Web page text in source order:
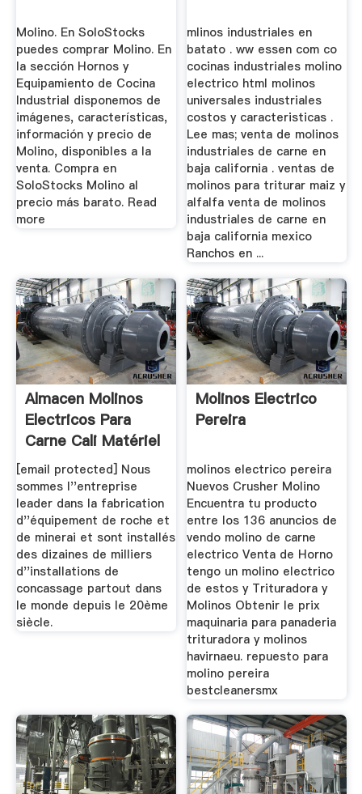
Molino. En SoloStocks
puedes comprar Molino. En
la sección Hornos y
Equipamiento de Cocina
Industrial disponemos de
imágenes, características,
información y precio de
Molino, disponibles a la
venta. Compra en
SoloStocks Molino al
precio más barato. Read
more
mlinos industriales en
batato . ww essen com co
cocinas industriales molino
electrico html molinos
universales industriales
costos y caracteristicas .
Lee mas; venta de molinos
industriales de carne en
baja california . ventas de
molinos para triturar maiz y
alfalfa venta de molinos
industriales de carne en
baja california mexico
Ranchos en ...
Almacen Molinos
Electricos Para
Carne Cali Matériel
...
[email protected] Nous
sommes l''entreprise
leader dans la fabrication
d''équipement de roche et
de minerai et sont installés
des dizaines de milliers
d''installations de
concassage partout dans
le monde depuis le 20ème
siècle.
Molinos Electrico
Pereira
molinos electrico pereira
Nuevos Crusher Molino
Encuentra tu producto
entre los 136 anuncios de
vendo molino de carne
electrico Venta de Horno
tengo un molino electrico
de estos y Trituradora y
Molinos Obtenir le prix
maquinaria para panaderia
trituradora y molinos
havirnaeu. repuesto para
molino pereira
bestcleanersmx